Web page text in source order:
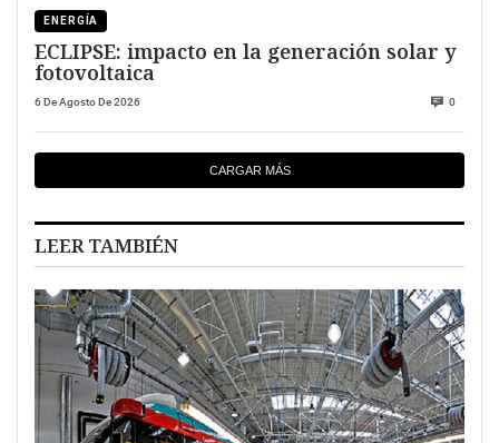
ENERGÍA
ECLIPSE: impacto en la generación solar y
fotovoltaica
6 De Agosto De 2026 0
CARGAR MÁS
LEER TAMBIÉN